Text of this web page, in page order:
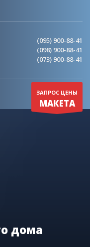
(095) 900-88-41
(098) 900-88-41
(073) 900-88-41
ЗАПРОС ЦЕНЫ
МАКЕТА
дома